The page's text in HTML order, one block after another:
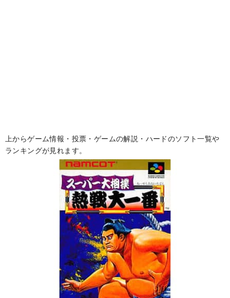
上からゲーム情報・投票・ゲームの解説・ハードのソフト一覧や
ランキングが見れます。